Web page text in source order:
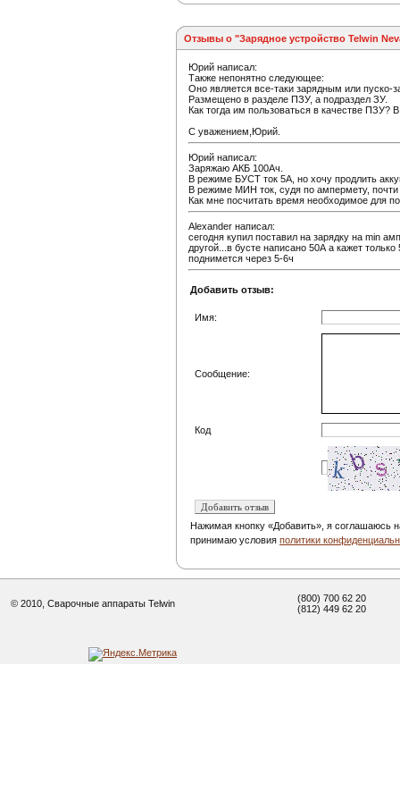
Отзывы о "Зарядное устройство Telwin
Юрий написал:
Также непонятно следующее:
Оно является все-таки зарядным или пуско-
Размещено в разделе ПЗУ, а подраздел ЗУ.
Как тогда им пользоваться в качестве ПЗУ?
С уважением,Юрий.
Юрий написал:
Заряжаю АКБ 100Ач.
В режиме БУСТ ток 5А, но хочу продлить
В режиме МИН ток, судя по ампермету, почти
Как мне посчитать время необходимое для
Alexander написал:
сегодня купил поставил на зарядку на min
другой...в бусте написано 50А а кажет
поднимется через 5-6ч
Добавить отзыв:
Имя:
Сообщение:
Код
Нажимая кнопку «Добавить», я соглашаюсь
принимаю условия политики
© 2010, Сварочные аппараты Telwin
(800) 700 62 20
(812) 449 62 20